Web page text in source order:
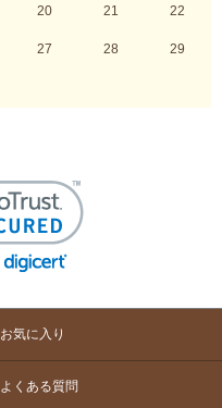
20 21 22
27 28 29
お気に入り
よくある質問